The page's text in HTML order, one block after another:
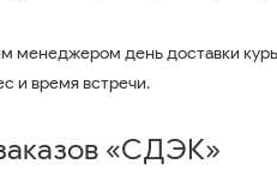
менеджером день доставки
и время встречи.
«СДЭК»